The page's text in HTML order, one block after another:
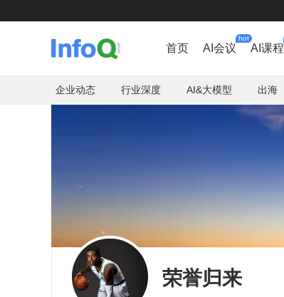
首页 AI会议
hot
AI课程
企业动态 行业深度 AI&大模型 出海
荣誉归来